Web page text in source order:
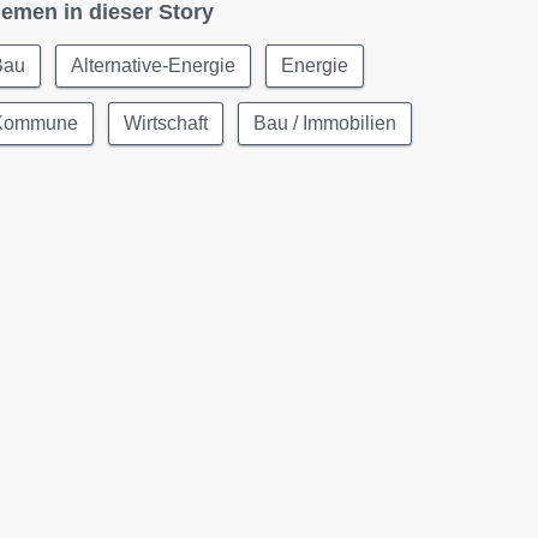
in dieser Story
Alternative-Energie Energie
Wirtschaft Bau / Immobilien